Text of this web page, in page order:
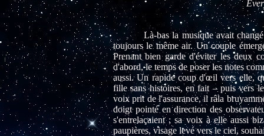
Là-bas la musique avait changé
toujours le même air. Un couple
Prenant bien garde d'éviter les deux
d'abord, le temps de poser les notes
aussi. Un rapide coup d'œil vers elle,
fille sans histoires, en fait – puis vers
voix prit de l'assurance, il râla
doigt pointé en direction des
s'entrelaçaient ; sa voix à elle aussi
paupières, visage levé vers le ciel,